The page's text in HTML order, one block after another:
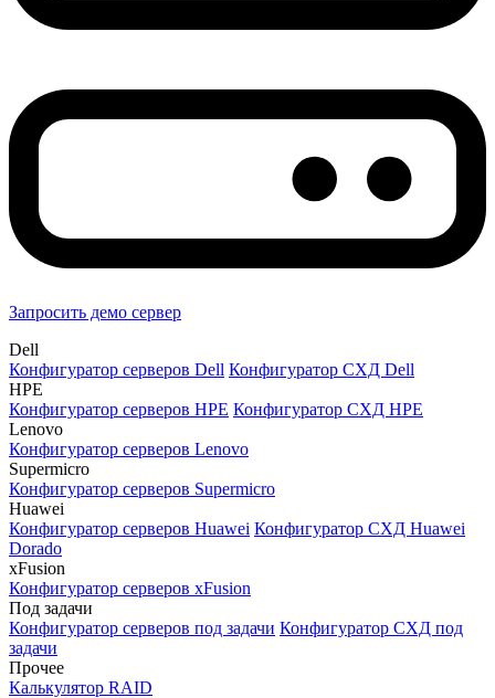
Запросить демо сервер
Dell
Конфигуратор серверов Dell Конфигуратор СХД Dell
HPE
Конфигуратор серверов HPE Конфигуратор СХД HPE
Lenovo
Конфигуратор серверов Lenovo
Supermicro
Конфигуратор серверов Supermicro
Huawei
Конфигуратор серверов Huawei Конфигуратор СХД Huawei
Dorado
xFusion
Конфигуратор серверов xFusion
Под задачи
Конфигуратор серверов под задачи Конфигуратор СХД под
задачи
Прочее
Калькулятор RAID